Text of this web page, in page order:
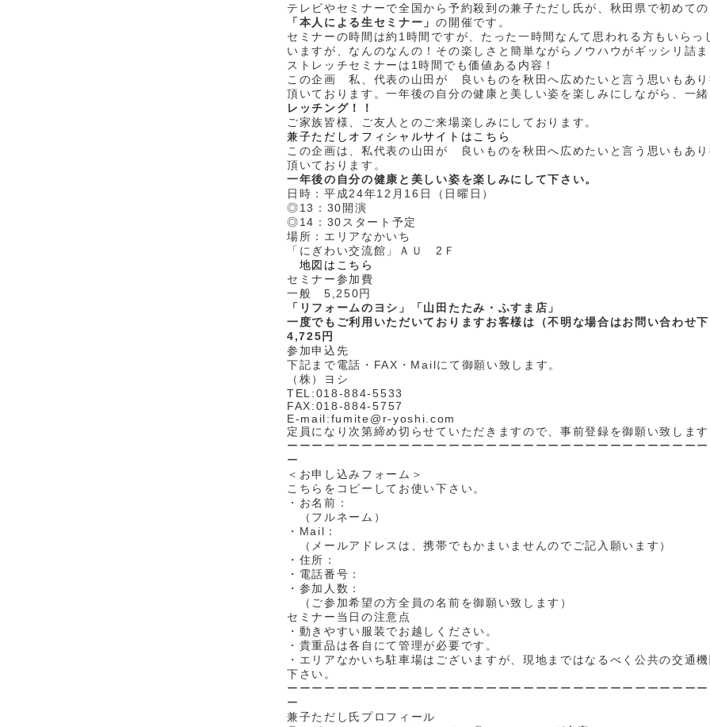
テレビやセミナーで全国から予約殺到の兼子ただし氏が、秋田県で初めての
「本人による生セミナー」の開催です。
セミナーの時間は約1時間ですが、たった一時間なんて思われる方もいらっ
いますが、なんのなんの！その楽しさと簡単ながらノウハウがギッシリ詰
ストレッチセミナーは1時間でも価値ある内容！
この企画 私、代表の山田が 良いものを秋田へ広めたいと言う思いもあり
頂いております。一年後の自分の健康と美しい姿を楽しみにしながら、一緒
レッチング！！
ご家族皆様、ご友人とのご来場楽しみにしております。
兼子ただしオフィシャルサイトはこちら
この企画は、私代表の山田が 良いものを秋田へ広めたいと言う思いもあり
頂いております。
一年後の自分の健康と美しい姿を楽しみにして下さい。
日時：平成24年12月16日（日曜日）
◎13：30開演
◎14：30スタート予定
場所：エリアなかいち
「にぎわい交流館」ＡＵ 2Ｆ
地図はこちら
セミナー参加費
一般 5,250円
「リフォームのヨシ」「山田たたみ・ふすま店」
一度でもご利用いただいておりますお客様は（不明な場合はお問い合わせ下
4,725円
参加申込先
下記まで電話・FAX・Mailにて御願い致します。
（株）ヨシ
TEL:018-884-5533
FAX:018-884-5757
E-mail:fumite@r-yoshi.com
定員になり次第締め切らせていただきますので、事前登録を御願い致します
ーーーーーーーーーーーーーーーーーーーーーーーーーーーーーーーーー
ー
＜お申し込みフォーム＞
こちらをコピーしてお使い下さい。
・お名前：
（フルネーム）
・Mail：
（メールアドレスは、携帯でもかまいませんのでご記入願います）
・住所：
・電話番号：
・参加人数：
（ご参加希望の方全員の名前を御願い致します）
セミナー当日の注意点
・動きやすい服装でお越しください。
・貴重品は各自にて管理が必要です。
・エリアなかいち駐車場はございますが、現地まではなるべく公共の交通
下さい。
ーーーーーーーーーーーーーーーーーーーーーーーーーーーーーーーーー
ー
兼子ただし氏プロフィール